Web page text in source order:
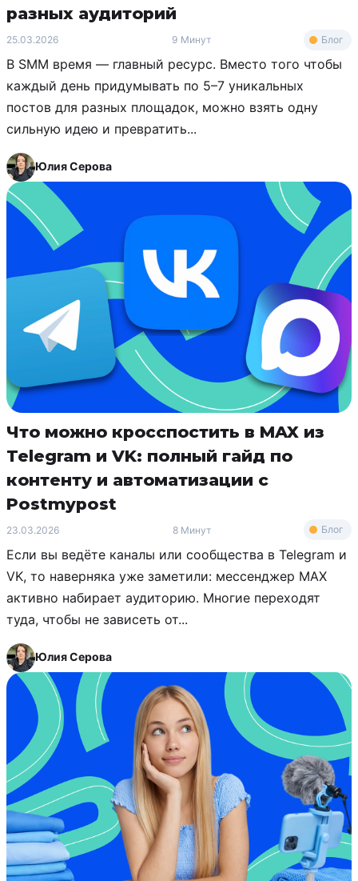
разных аудиторий
25.03.2026 9 Минут Блог
В SMM время — главный ресурс. Вместо того чтобы
каждый день придумывать по 5–7 уникальных
постов для разных площадок, можно взять одну
сильную идею и превратить...
Юлия Серова
Что можно кросспостить в MAX из
Telegram и VK: полный гайд по
контенту и автоматизации с
Postmypost
23.03.2026 8 Минут Блог
Если вы ведёте каналы или сообщества в Telegram и
VK, то наверняка уже заметили: мессенджер MAX
активно набирает аудиторию. Многие переходят
туда, чтобы не зависеть от...
Юлия Серова